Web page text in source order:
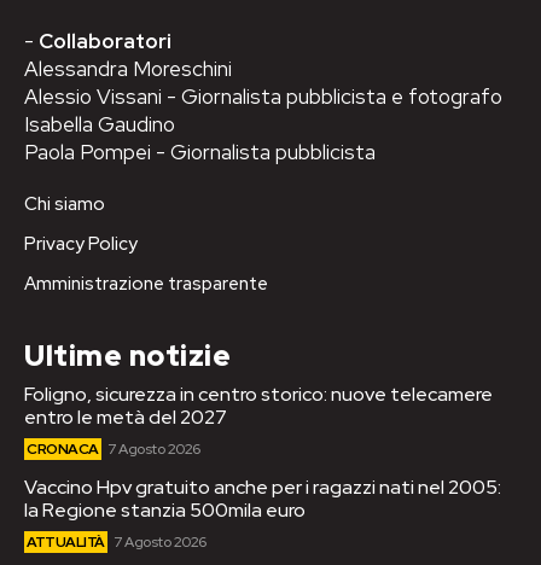
- Collaboratori
Alessandra Moreschini
Alessio Vissani - Giornalista pubblicista e fotografo
Isabella Gaudino
Paola Pompei - Giornalista pubblicista
Chi siamo
Privacy Policy
Amministrazione trasparente
Ultime notizie
Foligno, sicurezza in centro storico: nuove telecamere
entro le metà del 2027
CRONACA 7 Agosto 2026
Vaccino Hpv gratuito anche per i ragazzi nati nel 2005:
la Regione stanzia 500mila euro
ATTUALITÀ 7 Agosto 2026